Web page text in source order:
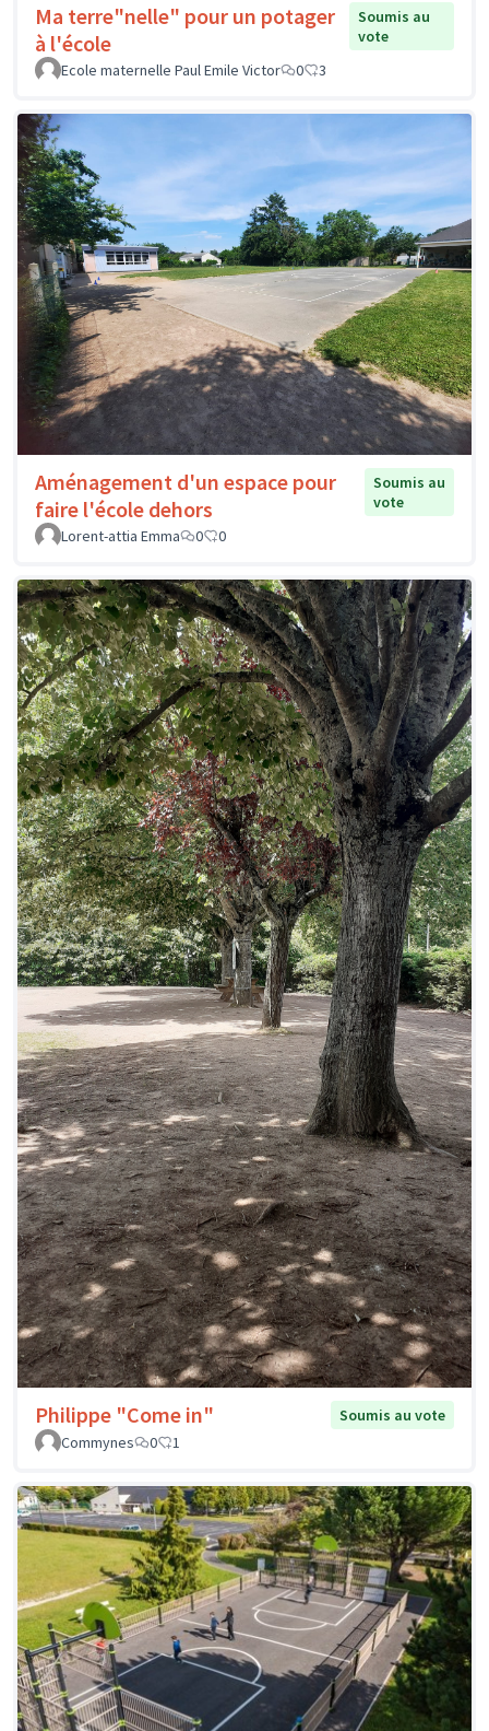
Ma terre"nelle" pour un potager
à l'école
Soumis au
vote
Ecole maternelle Paul Emile Victor
0 3
Aménagement d'un espace pour
faire l'école dehors
Soumis au
vote
Lorent-attia Emma
0 0
Philippe "Come in"
Soumis au vote
Commynes
0 1